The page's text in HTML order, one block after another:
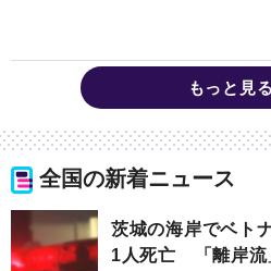
もっと見る
全国の新着ニュース
茨城の海岸でベト
1人死亡 「離岸流